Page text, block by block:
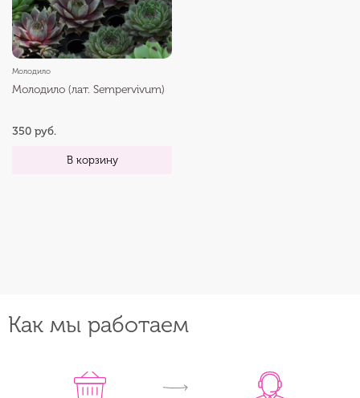
Молодило
Молодило (лат. Sempervivum)
350 руб.
В корзину
Как мы работаем